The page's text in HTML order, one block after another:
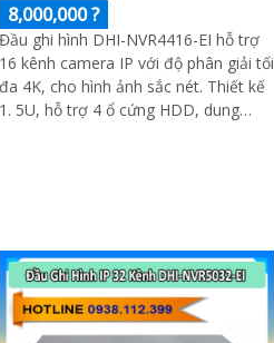
8,000,000 ?
Đầu ghi hình DHI-NVR4416-EI hỗ trợ
16 kênh camera IP với độ phân giải tối
đa 4K, cho hình ảnh sắc nét. Thiết kế
1. 5U, hỗ trợ 4 ổ cứng HDD, dung